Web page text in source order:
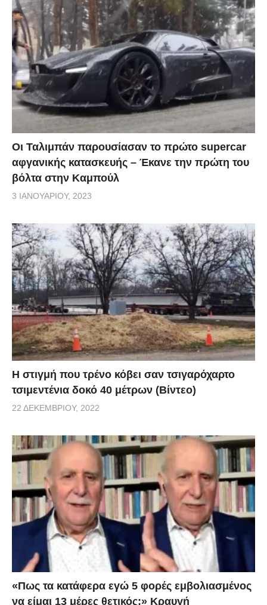
Οι Ταλιμπάν παρουσίασαν το πρώτο supercar
αφγανικής κατασκευής – Έκανε την πρώτη του
βόλτα στην Καμπούλ
3 ΙΑΝΟΥΑΡΊΟΥ, 2023
H στιγμή που τρένο κόβει σαν τσιγαρόχαρτο
τσιμεντένια δοκό 40 μέτρων (Βίντεο)
22 ΔΕΚΕΜΒΡΊΟΥ, 2022
«Πως τα κατάφερα εγώ 5 φορές εμβoλιασμένος
να είμαι 13 μέρες θετικός;» Κραυγή